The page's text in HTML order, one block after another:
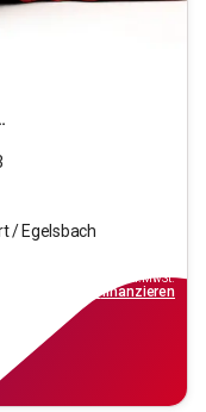
/ Egelsbach
inkl.MwSt.
finanzieren